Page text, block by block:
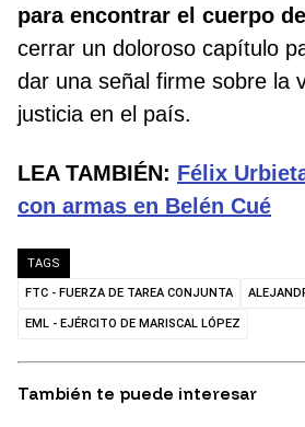
para encontrar el cuerpo
cerrar un doloroso capítulo
dar una señal firme sobre la
justicia en el país.
LEA TAMBIÉN: Félix
con armas en Belén Cué
TAGS
FTC - FUERZA DE TAREA CONJUNTA
EML - EJÉRCITO DE MARISCAL LÓPEZ
También te puede interesar